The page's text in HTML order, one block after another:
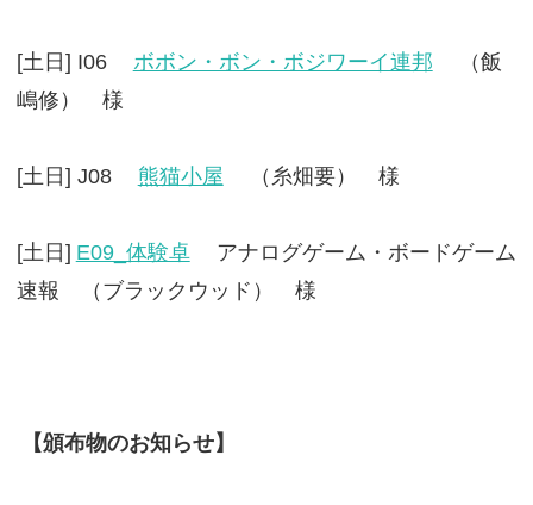
[土日] I06 ボボン・ボン・ボジワーイ連邦
（飯
嶋修） 様
[土日] J08 熊猫小屋 （糸畑要） 様
[土日] E09_体験卓
アナログゲーム・ボードゲーム
速報 （ブラックウッド） 様
【頒布物のお知らせ】